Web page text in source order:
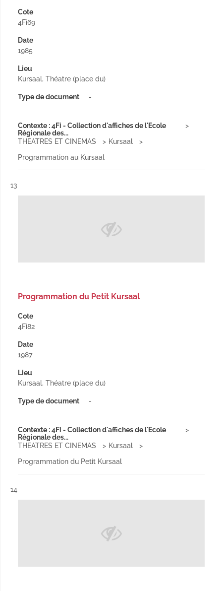
Cote
4Fi69
Date
1985
Lieu
Kursaal, Théatre (place du)
Type de document -
Contexte : 4Fi - Collection d'affiches de l'Ecole
Régionale des...
THEATRES ET CINEMAS
Kursaal
Programmation au Kursaal
Résultat n°
13
Programmation du Petit Kursaal
Cote
4Fi82
Date
1987
Lieu
Kursaal, Théatre (place du)
Type de document -
Contexte : 4Fi - Collection d'affiches de l'Ecole
Régionale des...
THEATRES ET CINEMAS
Kursaal
Programmation du Petit Kursaal
Résultat n°
14